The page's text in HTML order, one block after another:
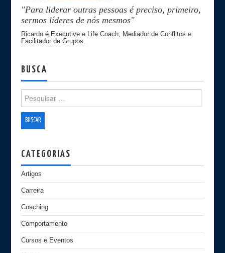
"Para liderar outras pessoas é preciso, primeiro,
sermos líderes de nós mesmos"
Ricardo é Executive e Life Coach, Mediador de Conflitos e
Facilitador de Grupos.
BUSCA
Search for:
CATEGORIAS
Artigos
Carreira
Coaching
Comportamento
Cursos e Eventos